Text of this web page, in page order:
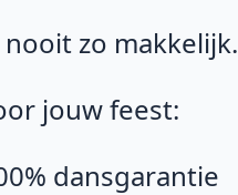
zo makkelijk.
jouw feest:
dansgarantie